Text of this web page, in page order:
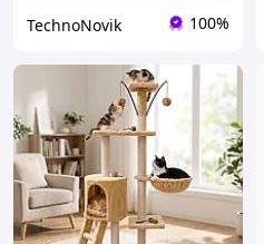
TechnoNovik 100%